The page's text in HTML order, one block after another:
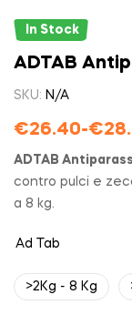
In Stock
ADTAB
SKU: N/A
€26.40-€
ADTAB
contro pulci e
a 8 kg.
Ad Tab
>2Kg - 8 Kg